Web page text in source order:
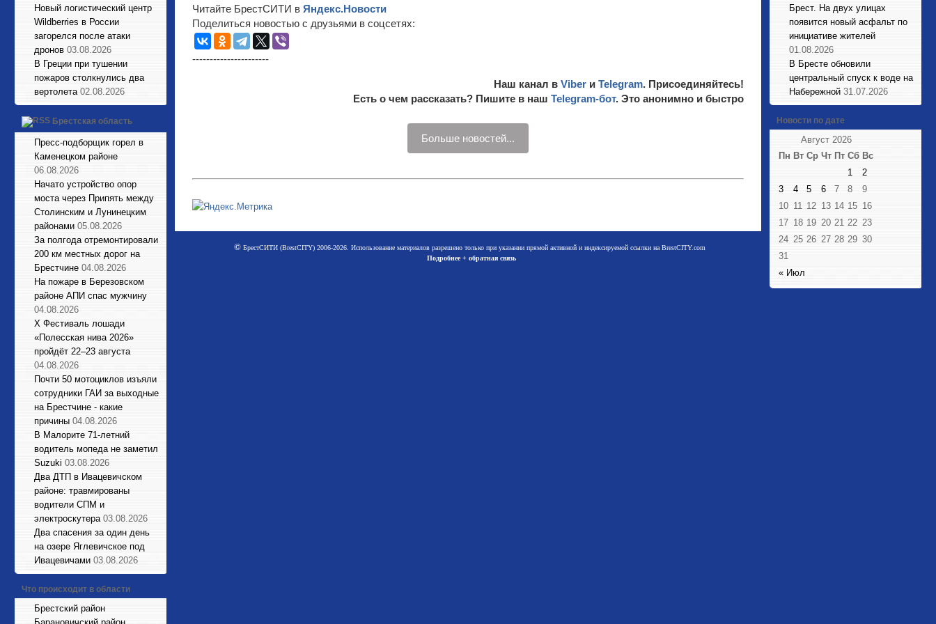
Новый логистический центр
Wildberries в России
загорелся после атаки
дронов 03.08.2026
В Греции при тушении
пожаров столкнулись два
вертолета 02.08.2026
Брестская область
Пресс-подборщик горел в
Каменецком районе
06.08.2026
Начато устройство опор
моста через Припять между
Столинским и Лунинецким
районами 05.08.2026
За полгода отремонтировали
200 км местных дорог на
Брестчине 04.08.2026
На пожаре в Березовском
районе АПИ спас мужчину
04.08.2026
X Фестиваль лошади
«Полесская нива 2026»
пройдёт 22–23 августа
04.08.2026
Почти 50 мотоциклов изъяли
сотрудники ГАИ за выходные
на Брестчине - какие
причины 04.08.2026
В Малорите 71-летний
водитель мопеда не заметил
Suzuki 03.08.2026
Два ДТП в Ивацевичском
районе: травмированы
водители СПМ и
электроскутера 03.08.2026
Два спасения за один день
на озере Яглевичское под
Ивацевичами 03.08.2026
Что происходит в области
Брестский район
Читайте БрестСИТИ в Яндекс.Новости
Поделиться новостью с друзьями в соцсетях:
----------------------
Наш канал в Viber и Telegram. Присоединяйтесь!
Есть о чем рассказать? Пишите в наш Telegram-бот. Это анонимно и быстро
Больше новостей...
©БрестСИТИ (BrestCITY) 2006-2026. Использование материалов разрешено только при указании прямой активной и индексируемой ссылки на BrestCITY.com
Подробнее + обратная связь
Брест. На двух улицах
появится новый асфальт по
инициативе жителей
01.08.2026
В Бресте обновили
центральный спуск к воде на
Набережной 31.07.2026
Новости по дате
Август 2026
Пн Вт Ср Чт Пт Сб Вс
« Июл
1
2
3
4 5 6 7 8
9
10 11 12 13 14 15 16
17 18 19 20 21 22 23
24 25 26 27 28 29 30
31